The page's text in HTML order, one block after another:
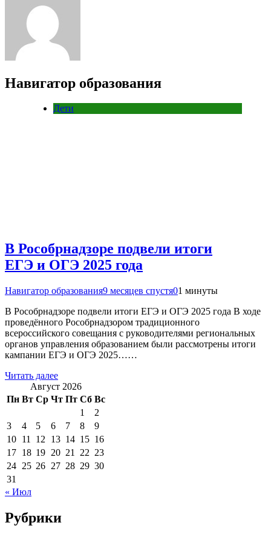
Навигатор образования
Дети
В Рособрнадзоре подвели итоги
ЕГЭ и ОГЭ 2025 года
Навигатор образования9 месяцев спустя01 минуты
В Рособрнадзоре подвели итоги ЕГЭ и ОГЭ 2025 года В ходе
проведённого Рособрнадзором традиционного
всероссийского совещания с руководителями региональных
органов управления образованием были рассмотрены итоги
кампании ЕГЭ и ОГЭ 2025……
Читать далее
Август 2026
Пн Вт Ср Чт Пт Сб Вс
1
2
3
4 5 6 7 8
9
10 11 12 13 14 15 16
17 18 19 20 21 22 23
24 25 26 27 28 29 30
31
« Июл
Рубрики